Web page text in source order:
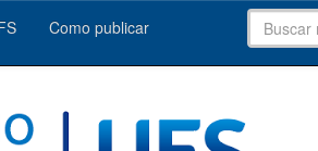
Como publicar